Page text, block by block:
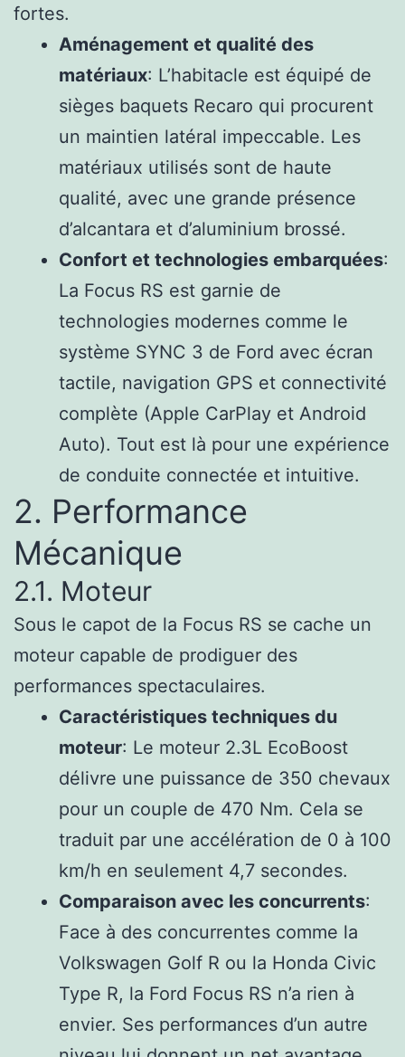
fortes.
Aménagement et qualité des
matériaux: L’habitacle est équipé de
sièges baquets Recaro qui procurent
un maintien latéral impeccable. Les
matériaux utilisés sont de haute
qualité, avec une grande présence
d’alcantara et d’aluminium brossé.
Confort et technologies embarquées:
La Focus RS est garnie de
technologies modernes comme le
système SYNC 3 de Ford avec écran
tactile, navigation GPS et connectivité
complète (Apple CarPlay et Android
Auto). Tout est là pour une expérience
de conduite connectée et intuitive.
2. Performance
Mécanique
2.1. Moteur
Sous le capot de la Focus RS se cache un
moteur capable de prodiguer des
performances spectaculaires.
Caractéristiques techniques du
moteur: Le moteur 2.3L EcoBoost
délivre une puissance de 350 chevaux
pour un couple de 470 Nm. Cela se
traduit par une accélération de 0 à 100
km/h en seulement 4,7 secondes.
Comparaison avec les concurrents:
Face à des concurrentes comme la
Volkswagen Golf R ou la Honda Civic
Type R, la Ford Focus RS n’a rien à
envier. Ses performances d’un autre